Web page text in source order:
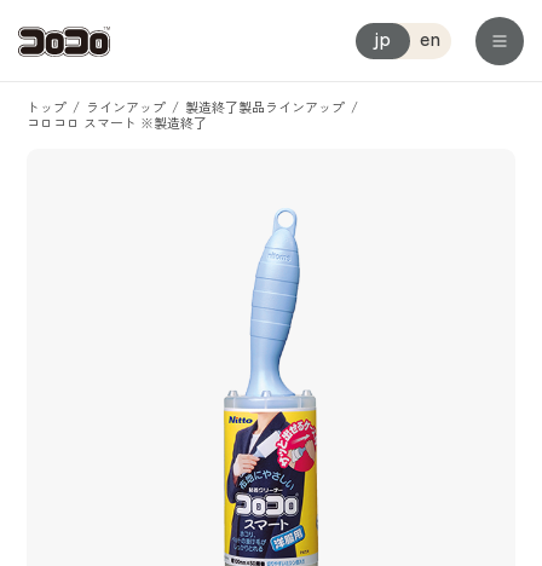
jp en
コロコロについて一覧
人に地球にやさしい
コロコロ
フローリング用
こんなシーンでコロコロする一覧
トップ ラインアップ
製造終了製品ラインアップ
コロコロ スマート ※製造終了